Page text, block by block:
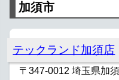
加須市
テックランド加須店
〒347-0012 埼玉県加